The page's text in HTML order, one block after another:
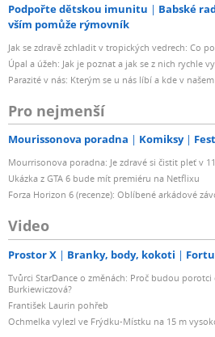
Podpořte dětskou imunitu Babské
vším pomůže rýmovník
Jak se zdravě zchladit v tropických vedrech: Co
Úpal a úžeh: Jak je poznat a jak se z nich rychle
Parazité v nás: Kterým se u nás líbí a kde v
Pro nejmenší
Mourissonova poradna Komiksy
Mourrisonova poradna: Je zdravé si čistit pleť v
Ukázka z GTA 6 bude mít premiéru na Netflixu
Forza Horizon 6 (recenze): Oblíbené arkádové
Video
Prostor X Branky, body, kokoti
Tvůrci StarDance o změnách: Proč budou
Burkiewiczová?
František Laurin pohřeb
Ochmelka vylezl ve Frýdku-Místku na 15 m